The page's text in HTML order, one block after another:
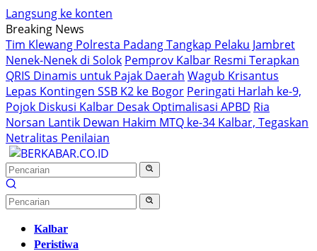
Langsung ke konten
Breaking News
Tim Klewang Polresta Padang Tangkap Pelaku Jambret
Nenek-Nenek di Solok Pemprov Kalbar Resmi Terapkan
QRIS Dinamis untuk Pajak Daerah Wagub Krisantus
Lepas Kontingen SSB K2 ke Bogor Peringati Harlah ke-9,
Pojok Diskusi Kalbar Desak Optimalisasi APBD Ria
Norsan Lantik Dewan Hakim MTQ ke-34 Kalbar, Tegaskan
Netralitas Penilaian
Kalbar
Peristiwa